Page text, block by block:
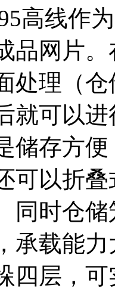
高线作
品网片
处理（
就可以
储存方
可以折
同时仓
承载能
四层，